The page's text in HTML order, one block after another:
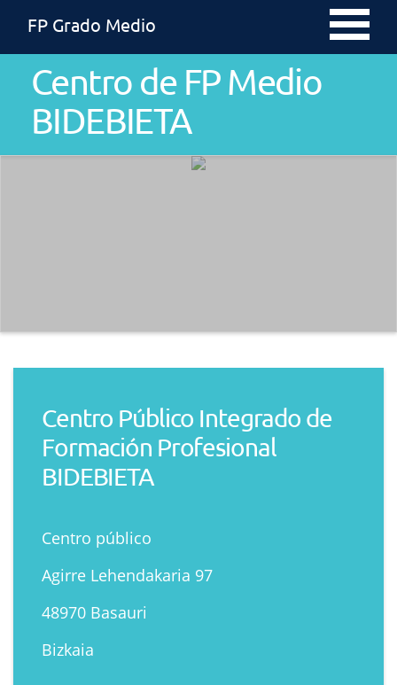
FP Grado Medio
Centro de FP Medio
BIDEBIETA
Centro Público Integrado de
Formación Profesional
BIDEBIETA
Centro público
Agirre Lehendakaria 97
48970 Basauri
Bizkaia